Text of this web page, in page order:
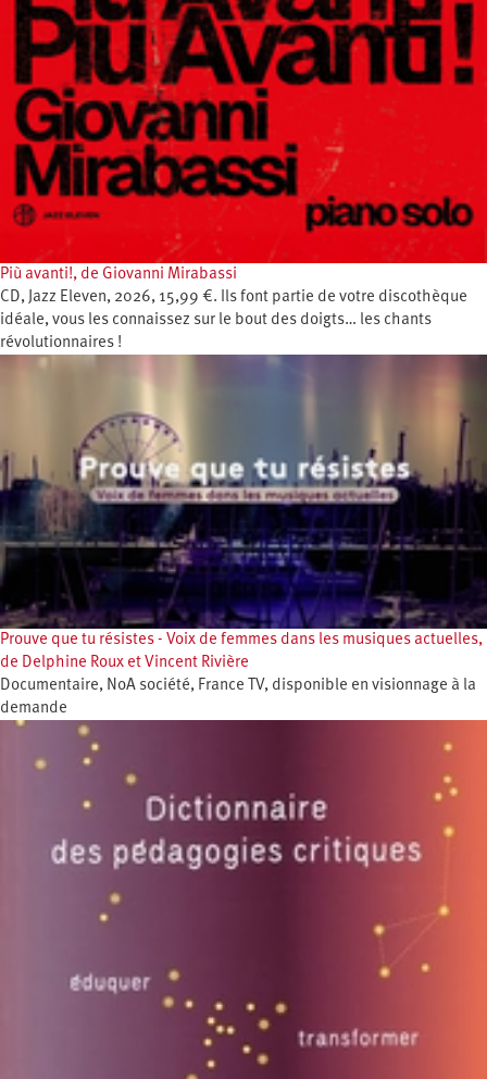
Più avanti!, de Giovanni Mirabassi
CD, Jazz Eleven, 2026, 15,99 €. Ils font partie de votre discothèque
idéale, vous les connaissez sur le bout des doigts… les chants
révolutionnaires !
Prouve que tu résistes - Voix de femmes dans les musiques actuelles,
de Delphine Roux et Vincent Rivière
Documentaire, NoA société, France TV, disponible en visionnage à la
demande